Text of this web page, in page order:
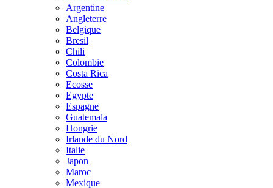
Argentine
Angleterre
Belgique
Bresil
Chili
Colombie
Costa Rica
Ecosse
Egypte
Espagne
Guatemala
Hongrie
Irlande du Nord
Italie
Japon
Maroc
Mexique